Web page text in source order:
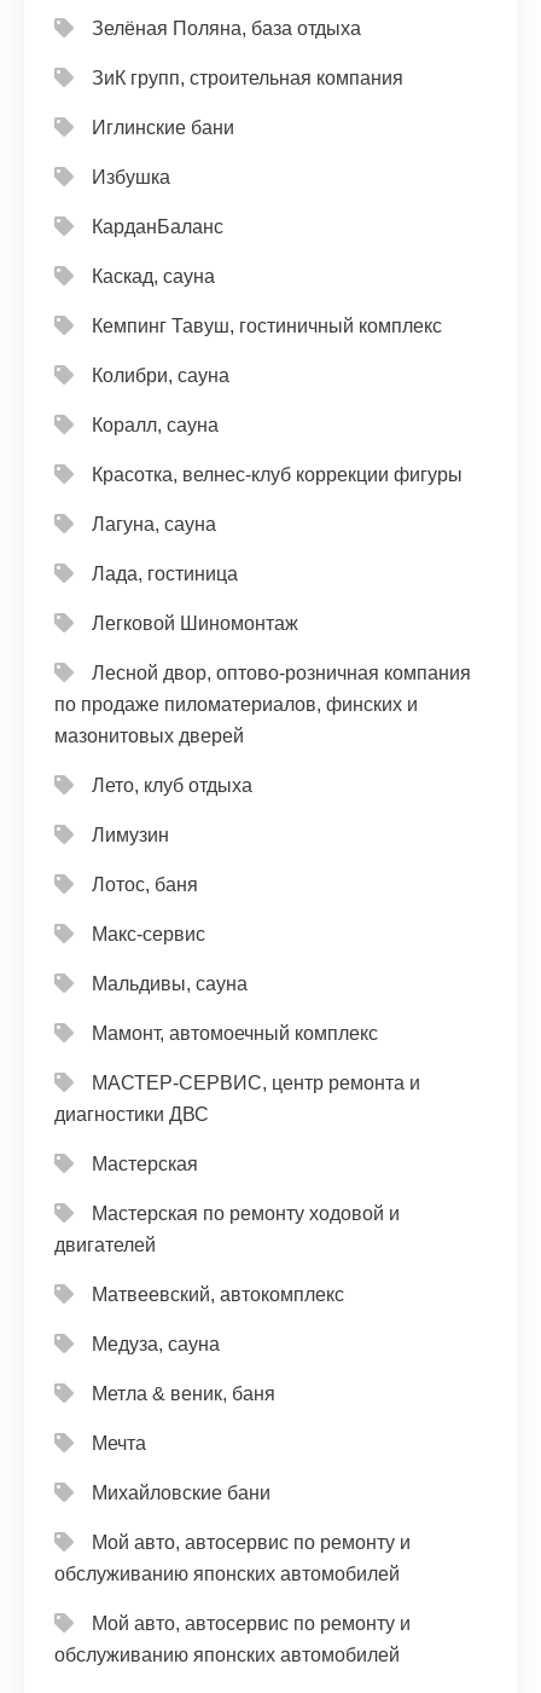
Зелёная Поляна, база отдыха
ЗиК групп, строительная компания
Иглинские бани
Избушка
КарданБаланс
Каскад, сауна
Кемпинг Тавуш, гостиничный комплекс
Колибри, сауна
Коралл, сауна
Красотка, велнес-клуб коррекции фигуры
Лагуна, сауна
Лада, гостиница
Легковой Шиномонтаж
Лесной двор, оптово-розничная компания
по продаже пиломатериалов, финских и
мазонитовых дверей
Лето, клуб отдыха
Лимузин
Лотос, баня
Макс-сервис
Мальдивы, сауна
Мамонт, автомоечный комплекс
МАСТЕР-СЕРВИС, центр ремонта и
диагностики ДВС
Мастерская
Мастерская по ремонту ходовой и
двигателей
Матвеевский, автокомплекс
Медуза, сауна
Метла & веник, баня
Мечта
Михайловские бани
Мой авто, автосервис по ремонту и
обслуживанию японских автомобилей
Мой авто, автосервис по ремонту и
обслуживанию японских автомобилей